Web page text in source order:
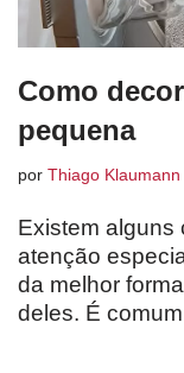
Como
pequena
por Thiago Klaumann
Existem alguns
atenção
da melhor
deles. É